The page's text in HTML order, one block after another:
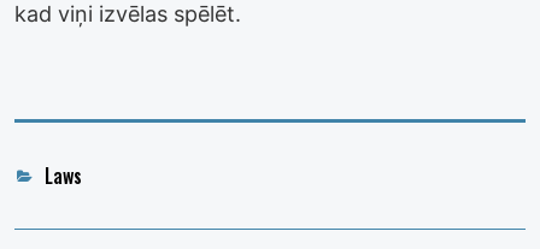
kad viņi izvēlas spēlēt.
Categories
Laws